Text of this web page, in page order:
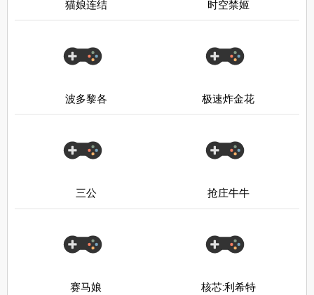
猫娘连结 时空禁姬
波多黎各 极速炸金花
三公 抢庄牛牛
赛马娘 核芯:利希特